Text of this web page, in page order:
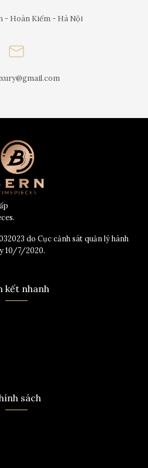
- Hoàn Kiếm - Hà Nội
do Cục cảnh sát quản lý hành
10/7/2020.
kết nhanh
sách